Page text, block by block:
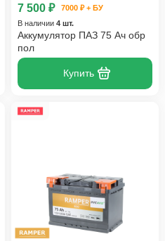
7 500 ₽
7000 ₽ + БУ
В наличии 4 шт.
Аккумулятор ПАЗ 75 Ач обр
пол
Купить